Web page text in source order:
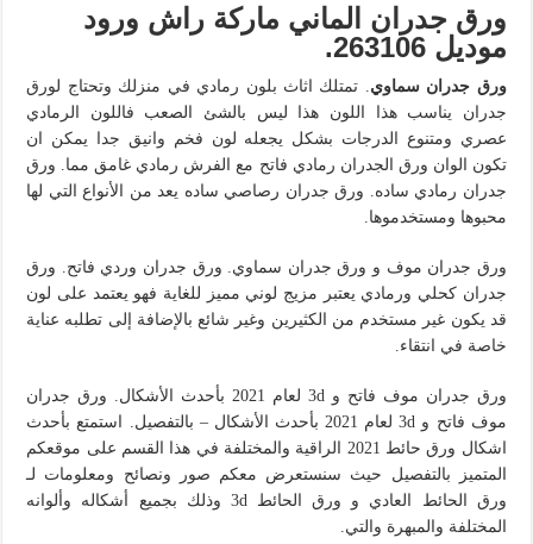
ورق جدران الماني ماركة راش ورود
موديل 263106.
ورق جدران سماوي . تمتلك اثاث بلون رمادي في منزلك وتحتاج لورق
جدران يناسب هذا اللون هذا ليس بالشئ الصعب فاللون الرمادي
عصري ومتنوع الدرجات بشكل يجعله لون فخم وانيق جدا يمكن ان
تكون الوان ورق الجدران رمادي فاتح مع الفرش رمادي غامق مما. ورق
جدران رمادي ساده. ورق جدران رصاصي ساده يعد من الأنواع التي لها
محبوها ومستخدموها.
ورق جدران موف و ورق جدران سماوي. ورق جدران وردي فاتح. ورق
جدران كحلي ورمادي يعتبر مزيج لوني مميز للغاية فهو يعتمد على لون
قد يكون غير مستخدم من الكثيرين وغير شائع بالإضافة إلى تطلبه عناية
خاصة في انتقاء.
ورق جدران موف فاتح و 3d لعام 2021 بأحدث الأشكال. ورق جدران
موف فاتح و 3d لعام 2021 بأحدث الأشكال – بالتفصيل. استمتع بأحدث
اشكال ورق حائط 2021 الراقية والمختلفة في هذا القسم على موقعكم
المتميز بالتفصيل حيث سنستعرض معكم صور ونصائح ومعلومات لـ
ورق الحائط العادي و ورق الحائط 3d وذلك بجميع أشكاله وألوانه
المختلفة والمبهرة والتي.